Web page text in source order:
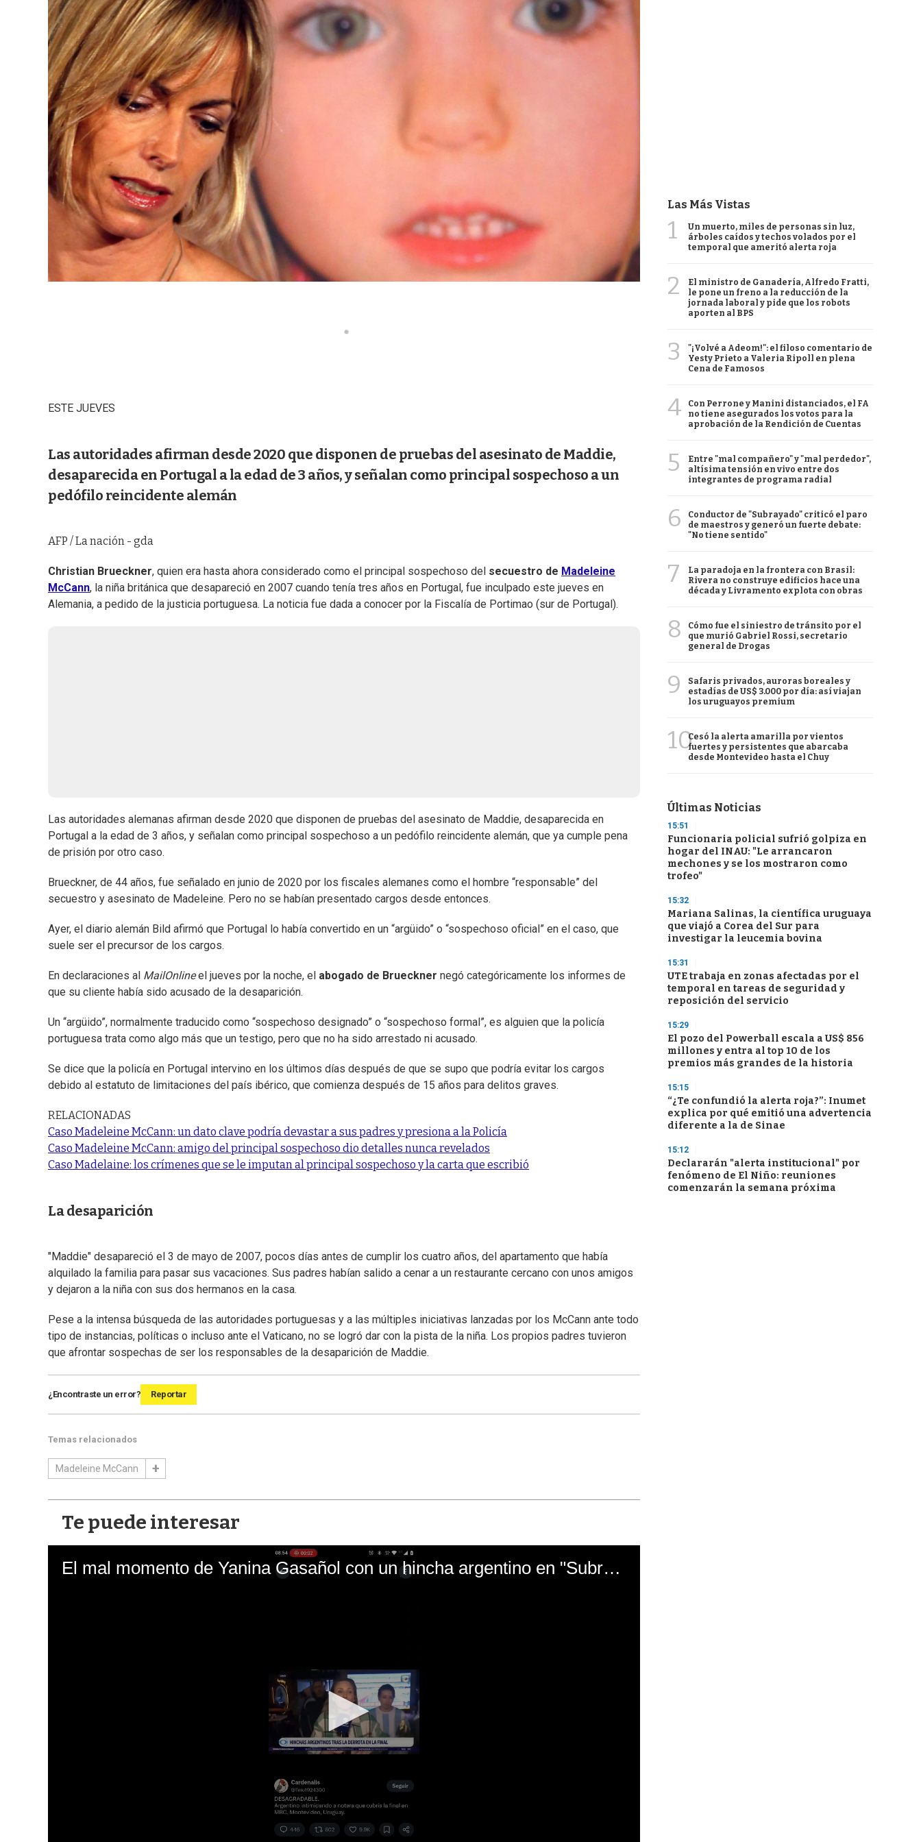
ESTE JUEVES
Las autoridades afirman desde 2020 que disponen de pruebas del asesinato de Maddie,
desaparecida en Portugal a la edad de 3 años, y señalan como principal sospechoso a un
pedófilo reincidente alemán
AFP / La nación - gda
Christian Brueckner, quien era hasta ahora considerado como el principal sospechoso del secuestro de Madeleine
McCann, la niña británica que desapareció en 2007 cuando tenía tres años en Portugal, fue inculpado este jueves en
Alemania, a pedido de la justicia portuguesa. La noticia fue dada a conocer por la Fiscalía de Portimao (sur de Portugal).
Las autoridades alemanas afirman desde 2020 que disponen de pruebas del asesinato de Maddie, desaparecida en
Portugal a la edad de 3 años, y señalan como principal sospechoso a un pedófilo reincidente alemán, que ya cumple pena
de prisión por otro caso.
Brueckner, de 44 años, fue señalado en junio de 2020 por los fiscales alemanes como el hombre “responsable” del
secuestro y asesinato de Madeleine. Pero no se habían presentado cargos desde entonces.
Ayer, el diario alemán Bild afirmó que Portugal lo había convertido en un “argüido” o “sospechoso oficial” en el caso, que
suele ser el precursor de los cargos.
En declaraciones al MailOnlineel jueves por la noche, el abogado de Brueckner negó categóricamente los informes de
que su cliente había sido acusado de la desaparición.
Un “argüido”, normalmente traducido como “sospechoso designado” o “sospechoso formal”, es alguien que la policía
portuguesa trata como algo más que un testigo, pero que no ha sido arrestado ni acusado.
Se dice que la policía en Portugal intervino en los últimos días después de que se supo que podría evitar los cargos
debido al estatuto de limitaciones del país ibérico, que comienza después de 15 años para delitos graves.
RELACIONADAS
Caso Madeleine McCann: un dato clave podría devastar a sus padres y presiona a la Policía
Caso Madeleine McCann: amigo del principal sospechoso dio detalles nunca revelados
Caso Madelaine: los crímenes que se le imputan al principal sospechoso y la carta que escribió
La desaparición
"Maddie" desapareció el 3 de mayo de 2007, pocos días antes de cumplir los cuatro años, del apartamento que había
alquilado la familia para pasar sus vacaciones. Sus padres habían salido a cenar a un restaurante cercano con unos amigos
y dejaron a la niña con sus dos hermanos en la casa.
Pese a la intensa búsqueda de las autoridades portuguesas y a las múltiples iniciativas lanzadas por los McCann ante todo
tipo de instancias, políticas o incluso ante el Vaticano, no se logró dar con la pista de la niña. Los propios padres tuvieron
que afrontar sospechas de ser los responsables de la desaparición de Maddie.
¿Encontraste un error? Reportar
Temas relacionados
Madeleine McCann
Te puede interesar
El mal momento de Yanina Gasañol con un hincha argentino en "Subrayado"
Las Más Vistas
1
Un muerto, miles de personas sin luz,
árboles caídos y techos volados por el
temporal que ameritó alerta roja
2
El ministro de Ganadería, Alfredo Fratti,
le pone un freno a la reducción de la
jornada laboral y pide que los robots
aporten al BPS
3
"¡Volvé a Adeom!": el filoso comentario de
Yesty Prieto a Valeria Ripoll en plena
Cena de Famosos
4
Con Perrone y Manini distanciados, el FA
no tiene asegurados los votos para la
aprobación de la Rendición de Cuentas
5
Entre "mal compañero" y "mal perdedor",
altísima tensión en vivo entre dos
integrantes de programa radial
6
Conductor de "Subrayado" criticó el paro
de maestros y generó un fuerte debate:
"No tiene sentido"
7
La paradoja en la frontera con Brasil:
Rivera no construye edificios hace una
década y Livramento explota con obras
8
Cómo fue el siniestro de tránsito por el
que murió Gabriel Rossi, secretario
general de Drogas
9
Safaris privados, auroras boreales y
estadías de US$ 3.000 por día: así viajan
los uruguayos premium
10Cesó la alerta amarilla por vientos
fuertes y persistentes que abarcaba
desde Montevideo hasta el Chuy
Últimas Noticias
15:51
Funcionaria policial sufrió golpiza en
hogar del INAU: "Le arrancaron
mechones y se los mostraron como
trofeo"
15:32
Mariana Salinas, la científica uruguaya
que viajó a Corea del Sur para
investigar la leucemia bovina
15:31
UTE trabaja en zonas afectadas por el
temporal en tareas de seguridad y
reposición del servicio
15:29
El pozo del Powerball escala a US$ 856
millones y entra al top 10 de los
premios más grandes de la historia
15:15
“¿Te confundió la alerta roja?”: Inumet
explica por qué emitió una advertencia
diferente a la de Sinae
15:12
Declararán "alerta institucional" por
fenómeno de El Niño: reuniones
comenzarán la semana próxima